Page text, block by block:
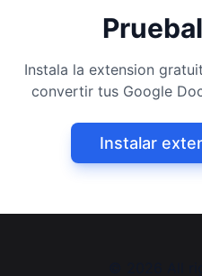
Instala la extension
convertir tus Google
Instalar